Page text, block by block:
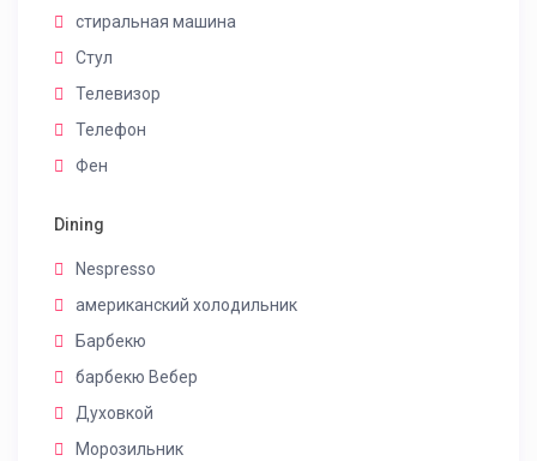
стиральная машина
Стул
Телевизор
Телефон
Фен
Dining
Nespresso
американский холодильник
Барбекю
барбекю Вебер
Духовкой
Морозильник